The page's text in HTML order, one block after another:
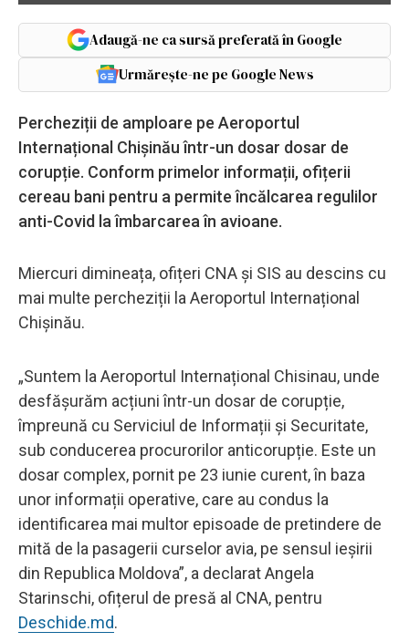
Adaugă-ne ca sursă preferată în Google
Urmărește-ne pe Google News
Percheziții de amploare pe Aeroportul
Internațional Chișinău într-un dosar dosar de
corupție. Conform primelor informații, ofițerii
cereau bani pentru a permite încălcarea regulilor
anti-Covid la îmbarcarea în avioane.
Miercuri dimineața, ofițeri CNA și SIS au descins cu
mai multe percheziții la Aeroportul Internațional
Chișinău.
„Suntem la Aeroportul Internațional Chisinau, unde
desfășurăm acțiuni într-un dosar de corupție,
împreună cu Serviciul de Informații și Securitate,
sub conducerea procurorilor anticorupție. Este un
dosar complex, pornit pe 23 iunie curent, în baza
unor informații operative, care au condus la
identificarea mai multor episoade de pretindere de
mită de la pasagerii curselor avia, pe sensul ieșirii
din Republica Moldova”, a declarat Angela
Starinschi, ofițerul de presă al CNA, pentru
Deschide.md.